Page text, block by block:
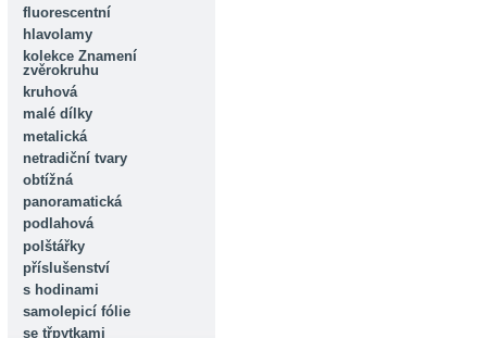
fluorescentní
hlavolamy
kolekce Znamení
zvěrokruhu
kruhová
malé dílky
metalická
netradiční tvary
obtížná
panoramatická
podlahová
polštářky
příslušenství
s hodinami
samolepicí fólie
se třpytkami